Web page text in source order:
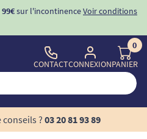
99€sur l'incontinenceVoir conditions
CONTACTCONNEXION
0
PANIER
? 03 20 81 93 89